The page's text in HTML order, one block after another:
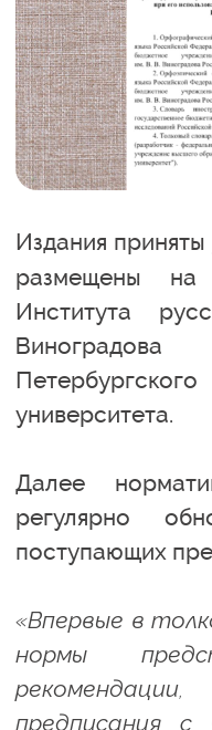
Издания приняты
размещены на
Института
университета.
Далее
регулярно
поступающих
«Впервые в
нормы
предписания